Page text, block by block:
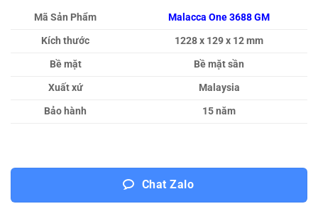
Mã Sản Phẩm
Malacca One 3688 GM
Kích thước
1228 x 129 x 12 mm
Bề mặt
Bề mặt sần
Xuất xứ
Malaysia
Bảo hành
15 năm
Chat Zalo